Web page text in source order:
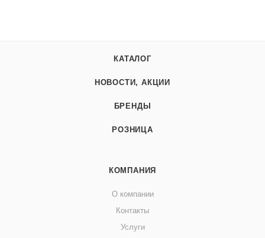
КАТАЛОГ
НОВОСТИ, АКЦИИ
БРЕНДЫ
РОЗНИЦА
КОМПАНИЯ
О компании
Контакты
Услуги